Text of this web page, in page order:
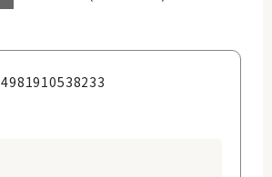
4981910538233